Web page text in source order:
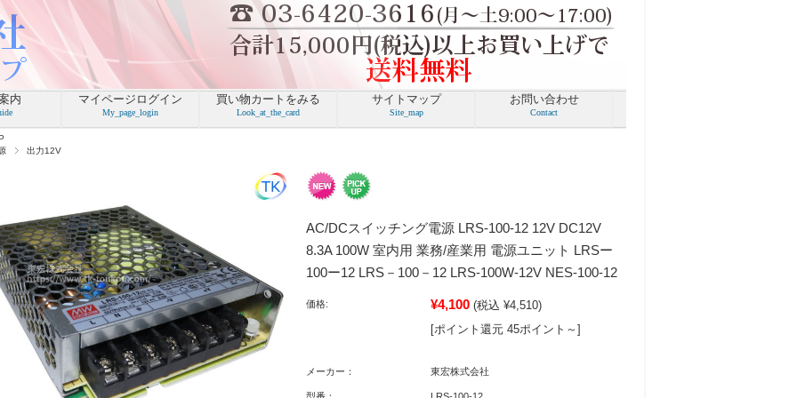
出力12V
AC/DCスイッチング電源 LRS-100-12 12V DC12V
8.3A 100W 室内用 業務/産業用 電源ユニット LRSー
100ー12 LRS－100－12 LRS-100W-12V NES-100-12
価格: ¥4,100 (税込 ¥4,510)
[ポイント還元 45ポイント～]
メーカー： 東宏株式会社